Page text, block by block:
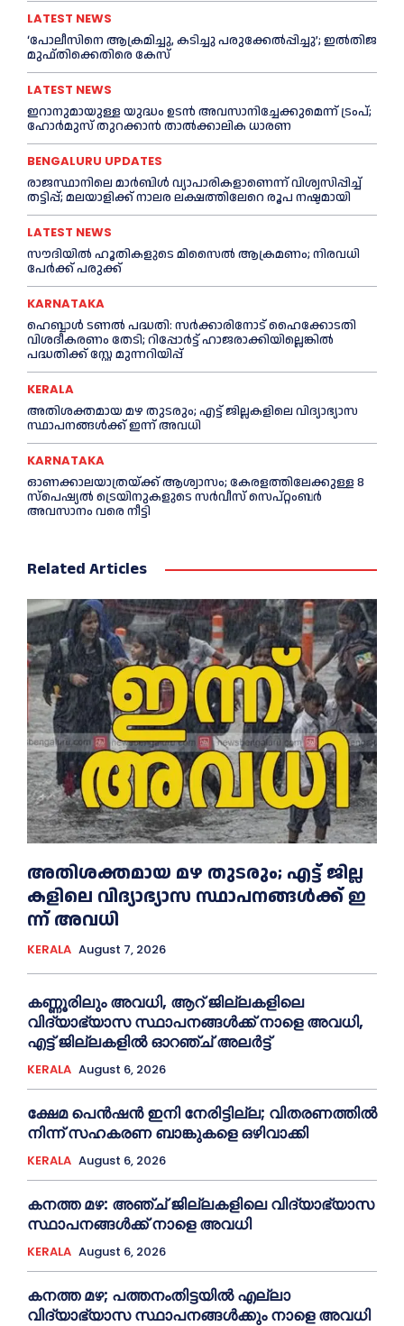
LATEST NEWS
‘പോലീസിനെ ആക്രമിച്ചു, കടിച്ചു പരുക്കേല്‍പ്പിച്ചു’; ഇല്‍തിജ
മുഫ്തിക്കെതിരെ കേസ്
LATEST NEWS
ഇറാനുമായുള്ള യുദ്ധം ഉടൻ അവസാനിച്ചേക്കുമെന്ന് ട്രംപ്;
ഹോർമുസ് തുറക്കാൻ താൽക്കാലിക ധാരണ
BENGALURU UPDATES
രാജസ്ഥാനിലെ മാർബിൾ വ്യാപാരികളാണെന്ന് വിശ്വസിപ്പിച്ച്
തട്ടിപ്പ്; മലയാളിക്ക് നാലര ലക്ഷത്തിലേറെ രൂപ നഷ്ടമായി
LATEST NEWS
സൗദിയിൽ ഹൂതികളുടെ മിസൈൽ ആക്രമണം; നിരവധി
പേർക്ക് പരുക്ക്
KARNATAKA
ഹെബ്ബാൾ ടണൽ പദ്ധതി: സർക്കാരിനോട് ഹൈക്കോടതി
വിശദീകരണം തേടി; റിപ്പോർട്ട് ഹാജരാക്കിയില്ലെങ്കിൽ
പദ്ധതിക്ക് സ്റ്റേ മുന്നറിയിപ്പ്
KERALA
അതിശക്തമായ മഴ തുടരും; എട്ട് ജി​ല്ല​ക​ളി​ലെ വി​ദ്യാ​ഭ്യാ​സ
സ്ഥാ​പ​ന​ങ്ങ​ൾ​ക്ക് ഇ​ന്ന് അ​വ​ധി
KARNATAKA
ഓണക്കാലയാത്രയ്ക്ക് ആശ്വാസം; കേരളത്തിലേക്കുള്ള 8
സ്പെഷ്യൽ ട്രെയിനുകളുടെ സർവീസ് സെപ്റ്റംബർ
അവസാനം വരെ നീട്ടി
Related Articles
അതിശക്തമായ മഴ തുടരും; എട്ട് ജി​ല്ല​
ക​ളി​ലെ വി​ദ്യാ​ഭ്യാ​സ സ്ഥാ​പ​ന​ങ്ങ​ൾ​ക്ക് ഇ​
ന്ന് അ​വ​ധി
KERALA August 7, 2026
കണ്ണൂരിലും അവധി, ആറ് ജില്ലകളിലെ
വിദ്യാഭ്യാസ സ്ഥാപനങ്ങൾക്ക് നാളെ അവധി,
എട്ട് ജില്ലകളിൽ ഓറഞ്ച് അലർട്ട്
KERALA August 6, 2026
ക്ഷേമ പെൻഷൻ ഇനി നേരിട്ടില്ല; വിതരണത്തിൽ
നിന്ന് സഹകരണ ബാങ്കുകളെ ഒഴിവാക്കി
KERALA August 6, 2026
കനത്ത മഴ: അഞ്ച് ജില്ലകളിലെ വിദ്യാഭ്യാസ
സ്ഥാപനങ്ങൾക്ക് നാളെ അവധി
KERALA August 6, 2026
കനത്ത മഴ; പത്തനംതിട്ടയില്‍ എല്ലാ
വിദ്യാഭ്യാസ സ്ഥാപനങ്ങള്‍ക്കും നാളെ അവധി